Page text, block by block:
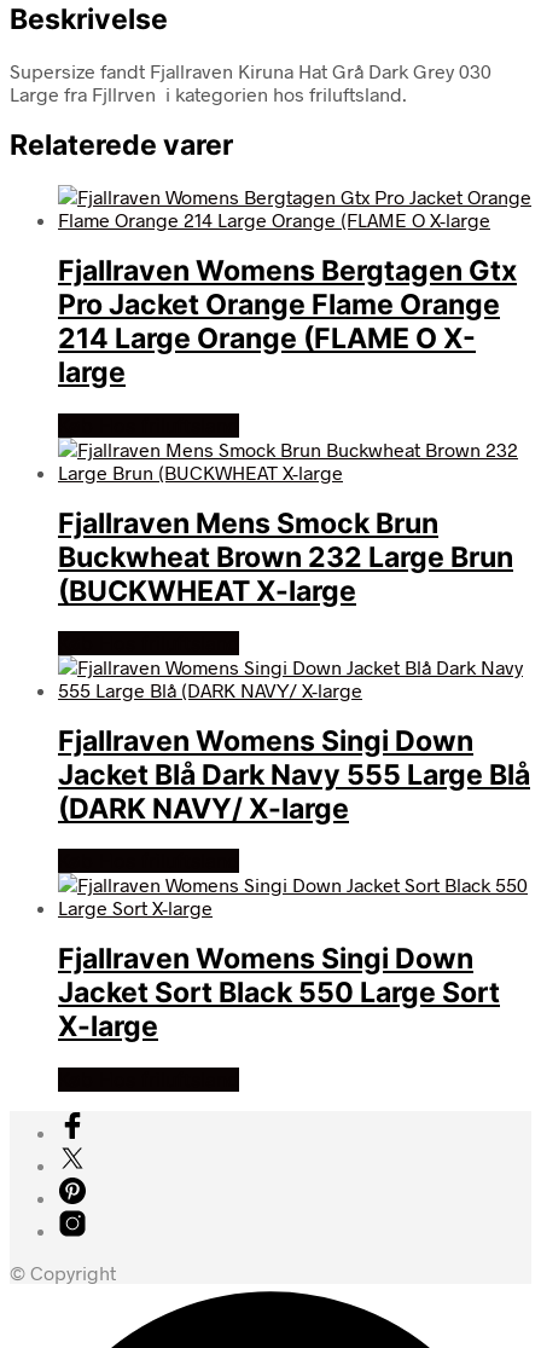
Beskrivelse
Supersize fandt Fjallraven Kiruna Hat Grå Dark Grey 030
Large fra Fjllrven i kategorien hos friluftsland.
Relaterede varer
Fjallraven Womens Bergtagen Gtx
Pro Jacket Orange Flame Orange
214 Large Orange (FLAME O X-
large
Fjallraven Mens Smock Brun
Buckwheat Brown 232 Large Brun
(BUCKWHEAT X-large
Fjallraven Womens Singi Down
Jacket Blå Dark Navy 555 Large Blå
(DARK NAVY/ X-large
Fjallraven Womens Singi Down
Jacket Sort Black 550 Large Sort
X-large
© Copyright